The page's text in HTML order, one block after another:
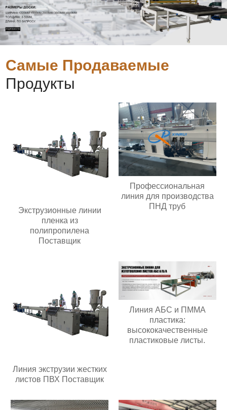
Самые Продаваемые
Продукты
Экструзионные линии
пленка из
полипропилена
Поставщик
Профессиональная
линия для производства
ПНД труб
Линия экструзии жестких
листов ПВХ Поставщик
Линия АБС и ПММА
пластика:
высококачественные
пластиковые листы.